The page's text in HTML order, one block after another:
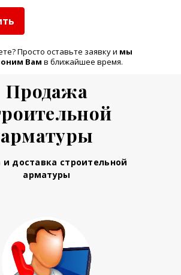
Просто оставьте заявку и мы
Вам в ближайшее время.
Продажа
арматуры
и доставка строительной
арматуры